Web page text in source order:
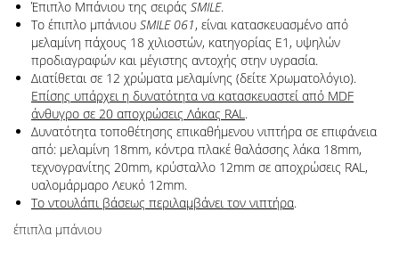
Έπιπλο Μπάνιου της σειράς SMILE.
Το έπιπλο μπάνιου SMILE 061, είναι κατασκευασμένο από
μελαμίνη πάχους 18 χιλιοστών, κατηγορίας Ε1, υψηλών
προδιαγραφών και μέγιστης αντοχής στην υγρασία.
Διατίθεται σε 12 χρώματα μελαμίνης (δείτε Χρωματολόγιο).
Επίσης υπάρχει η δυνατότητα να κατασκευαστεί από MDF
άνθυγρο σε 20 αποχρώσεις Λάκας RAL .
Δυνατότητα τοποθέτησης επικαθήμενου νιπτήρα σε επιφάνεια
από: μελαμίνη 18mm, κόντρα πλακέ θαλάσσης λάκα 18mm,
τεχνογρανίτης 20mm, κρύσταλλο 12mm σε αποχρώσεις RAL,
υαλομάρμαρο Λευκό 12mm.
Το ντουλάπι βάσεως περιλαμβάνει τον νιπτήρα.
έπιπλα μπάνιου